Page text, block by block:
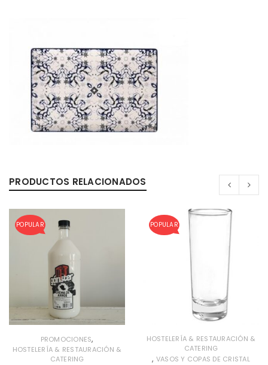
PRODUCTOS RELACIONADOS
POPULAR
PROMOCIONES,
HOSTELERÍA & RESTAURACIÓN &
CATERING
POPULAR
HOSTELERÍA & RESTAURACIÓN &
CATERING
, VASOS Y COPAS DE CRISTAL